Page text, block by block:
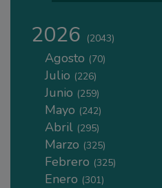
2026 (2043)
Agosto (70)
Julio (226)
Junio (259)
Mayo (242)
Abril (295)
Marzo (325)
Febrero (325)
Enero (301)